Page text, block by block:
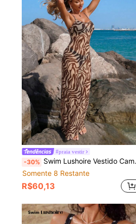
#praia vestir
-30% Swim Lushoire Vestido Camiseta Transparente Estampado Sexy para Praia e Férias Feminino
Somente 8 Restante
R$60,13